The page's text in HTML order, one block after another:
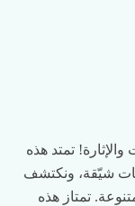
تمتد هذه
شيّقة، ونكتشف
تمتاز هذه